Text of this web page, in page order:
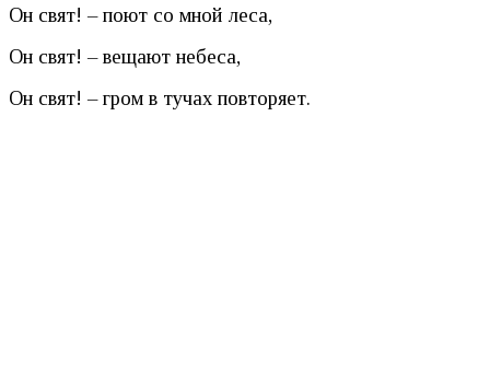
Он свят! – поют со мной леса,
Он свят! – вещают небеса,
Он свят! – гром в тучах повторяет.